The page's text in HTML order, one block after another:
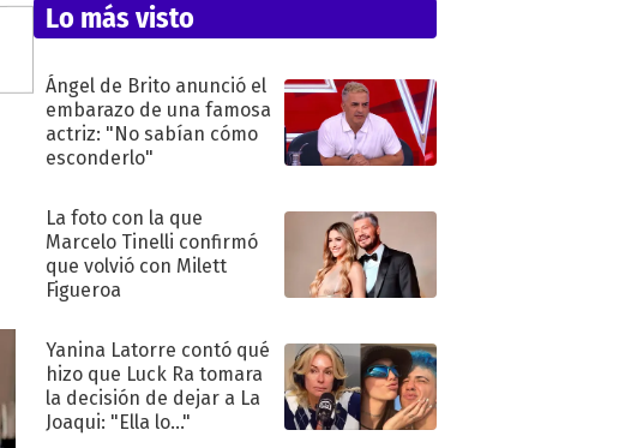
Lo más visto
Ángel de Brito anunció el
embarazo de una famosa
actriz: "No sabían cómo
esconderlo"
La foto con la que
Marcelo Tinelli confirmó
que volvió con Milett
Figueroa
Yanina Latorre contó qué
hizo que Luck Ra tomara
la decisión de dejar a La
Joaqui: "Ella lo..."